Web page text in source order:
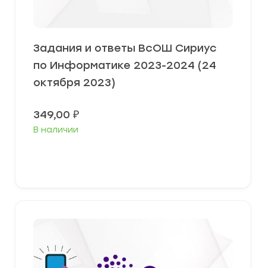
Задания и ответы ВсОШ Сириус
по Информатике 2023-2024 (24
октября 2023)
349,00 ₽
В наличии